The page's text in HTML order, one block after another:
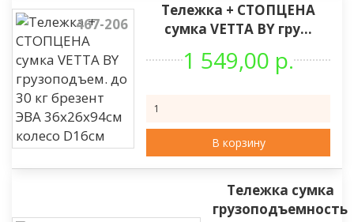
467-206
Тележка + СТОПЦЕНА
сумка VETTA BY гру...
1 549,00 р.
В корзину
Тележка сумка
грузоподъемность